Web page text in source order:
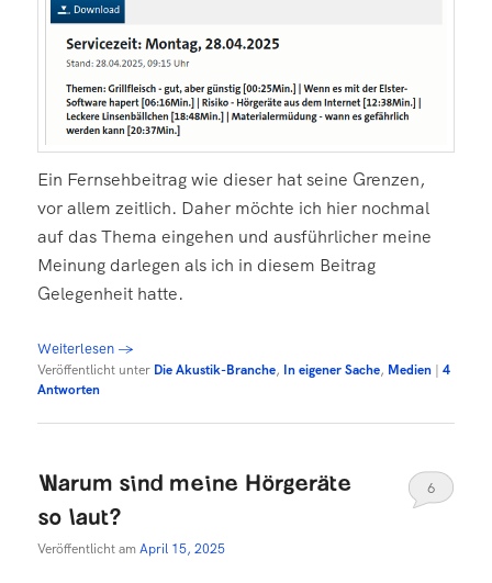
Ein Fernsehbeitrag wie dieser hat seine Grenzen,
vor allem zeitlich. Daher möchte ich hier nochmal
auf das Thema eingehen und ausführlicher meine
Meinung darlegen als ich in diesem Beitrag
Gelegenheit hatte.
Weiterlesen→
Veröffentlicht unter Die Akustik-Branche, In eigener Sache, Medien |4
Antworten
Warum sind meine Hörgeräte
so laut?
Veröffentlicht amApril 15, 2025
6